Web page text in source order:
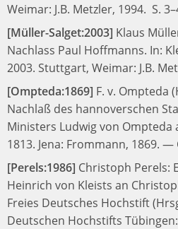
Weimar: J.B. Metzler, 1994. S.
[Müller-Salget:2003] Klaus
Nachlass Paul Hoffmanns. In:
2003. Stuttgart, Weimar: J.B.
[Ompteda:1869] F. v. Ompteda
Nachlaß des hannoverschen
Ministers Ludwig von Ompteda
1813. Jena: Frommann, 1869. —
[Perels:1986] Christoph Perels:
Heinrich von Kleists an
Freies Deutsches Hochstift
Deutschen Hochstifts